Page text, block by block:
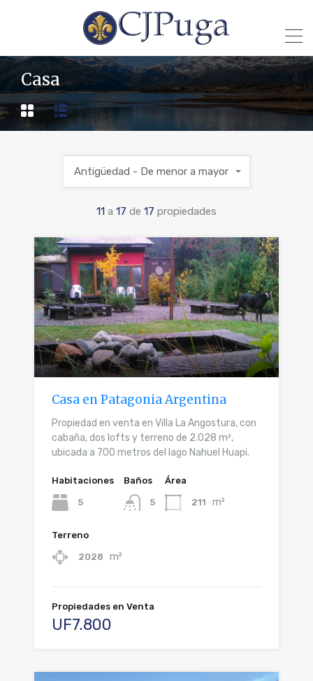
Casa
11 a 17 de 17 propiedades
Antigüedad - De menor a mayor
Casa en Patagonia Argentina
Propiedad en venta en Villa La Angostura, con
cabaña, dos lofts y terreno de 2.028 m²,
ubicada a 700 metros del lago Nahuel Huapi.
Habitaciones
5
Baños
5
Área
211 m²
Terreno
2028 m²
Propiedades en Venta
UF7.800